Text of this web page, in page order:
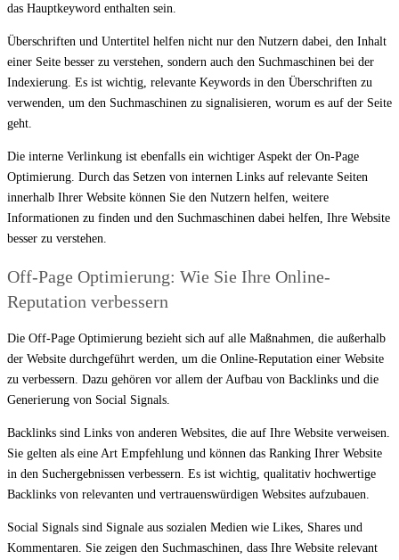
das Hauptkeyword enthalten sein.
Überschriften und Untertitel helfen nicht nur den Nutzern dabei, den Inhalt
einer Seite besser zu verstehen, sondern auch den Suchmaschinen bei der
Indexierung. Es ist wichtig, relevante Keywords in den Überschriften zu
verwenden, um den Suchmaschinen zu signalisieren, worum es auf der Seite
geht.
Die interne Verlinkung ist ebenfalls ein wichtiger Aspekt der On-Page
Optimierung. Durch das Setzen von internen Links auf relevante Seiten
innerhalb Ihrer Website können Sie den Nutzern helfen, weitere
Informationen zu finden und den Suchmaschinen dabei helfen, Ihre Website
besser zu verstehen.
Off-Page Optimierung: Wie Sie Ihre Online-
Reputation verbessern
Die Off-Page Optimierung bezieht sich auf alle Maßnahmen, die außerhalb
der Website durchgeführt werden, um die Online-Reputation einer Website
zu verbessern. Dazu gehören vor allem der Aufbau von Backlinks und die
Generierung von Social Signals.
Backlinks sind Links von anderen Websites, die auf Ihre Website verweisen.
Sie gelten als eine Art Empfehlung und können das Ranking Ihrer Website
in den Suchergebnissen verbessern. Es ist wichtig, qualitativ hochwertige
Backlinks von relevanten und vertrauenswürdigen Websites aufzubauen.
Social Signals sind Signale aus sozialen Medien wie Likes, Shares und
Kommentaren. Sie zeigen den Suchmaschinen, dass Ihre Website relevant